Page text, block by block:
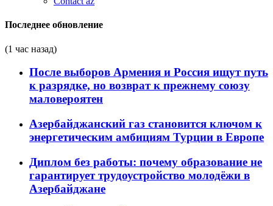
Последнее обновление
(1 час назад)
После выборов Армения и Россия ищут путь
к разрядке, но возврат к прежнему союзу
маловероятен
Азербайджанский газ становится ключом к
энергетическим амбициям Турции в Европе
Диплом без работы: почему образование не
гарантирует трудоустройство молодёжи в
Азербайджане